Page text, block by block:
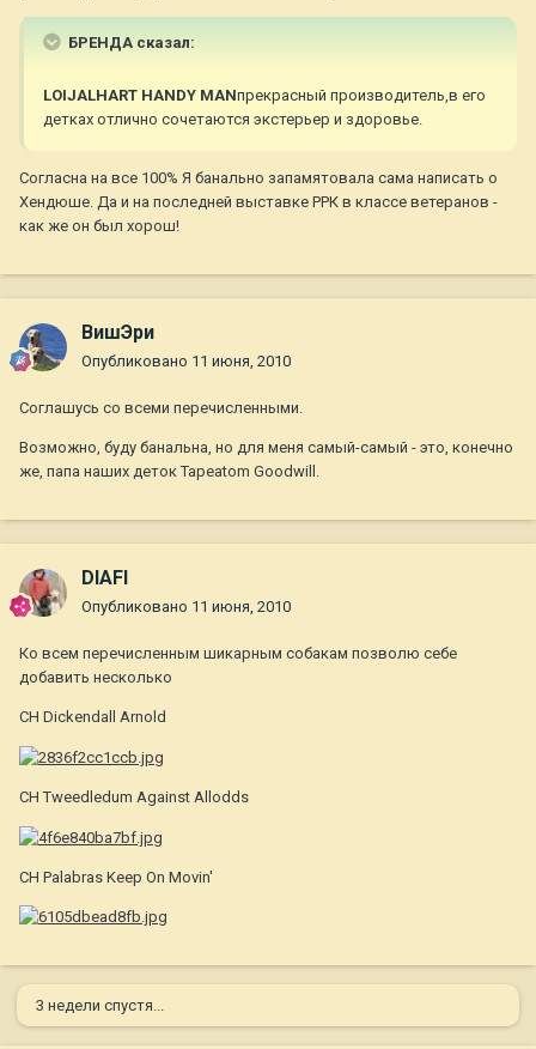
БРЕНДА сказал:
LOIJALHART HANDY MANпрекрасный производитель,в его
детках отлично сочетаются экстерьер и здоровье.
Согласна на все 100% Я банально запамятовала сама написать о
Хендюше. Да и на последней выставке РРК в классе ветеранов -
как же он был хорош!
ВишЭри
Опубликовано 11 июня, 2010
Соглашусь со всеми перечисленными.
Возможно, буду банальна, но для меня самый-самый - это, конечно
же, папа наших деток Tapeatom Goodwill.
DIAFI
Опубликовано 11 июня, 2010
Ко всем перечисленным шикарным собакам позволю себе
добавить несколько
CH Dickendall Arnold
CH Tweedledum Against Allodds
CH Palabras Keep On Movin'
3 недели спустя...